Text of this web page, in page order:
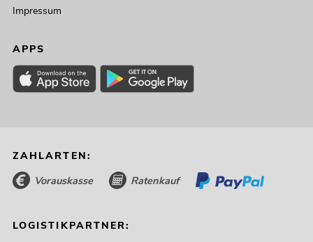
Impressum
APPS
ZAHLARTEN:
Vorauskasse Ratenkauf
LOGISTIKPARTNER: